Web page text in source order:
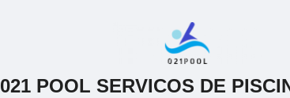
021 POOL SERVICOS DE